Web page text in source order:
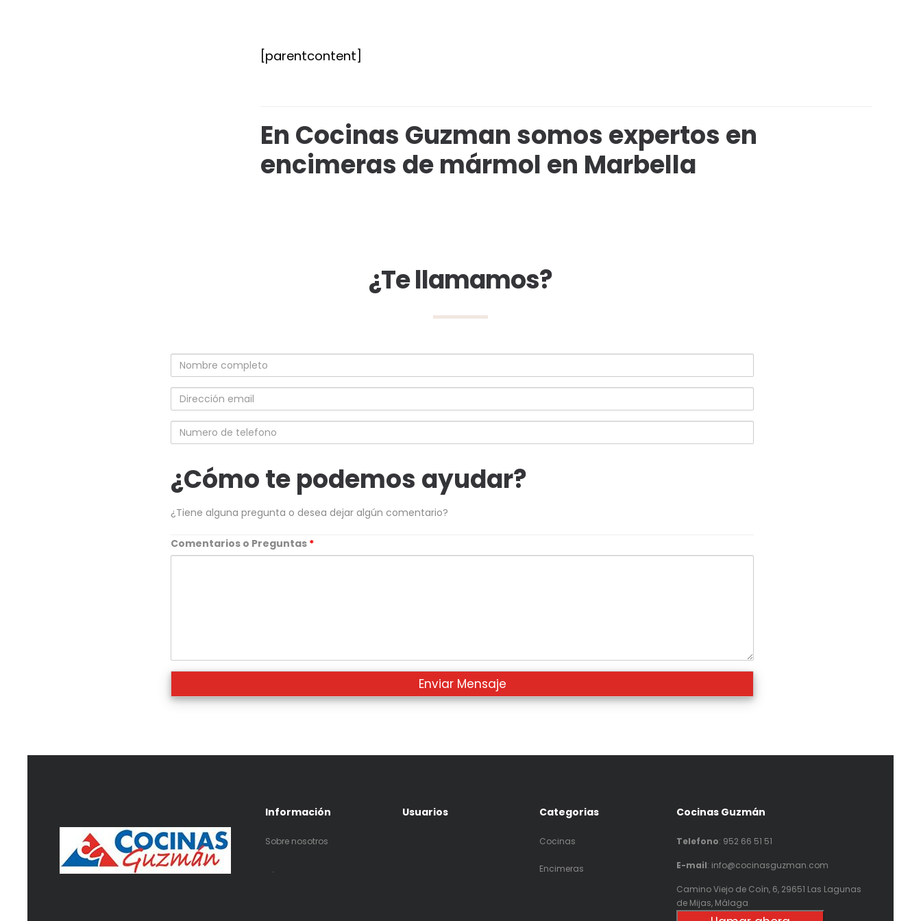
[parentcontent]
En Cocinas Guzman somos expertos en
encimeras de mármol en Marbella
¿Te llamamos?
Nombre
completo
Dirección
email
Numero
de
¿Cómo te podemos ayudar?
¿Tiene alguna pregunta o desea dejar algún comentario?
Comentarios o Preguntas *
Información
Sobre nosotros
.
Usuarios Categorias
Cocinas
Encimeras
Cocinas Guzmán
Telefono: 952 66 51 51
E-mail: info@cocinasguzman.com
Camino Viejo de Coín, 6, 29651 Las Lagunas
de Mijas, Málaga